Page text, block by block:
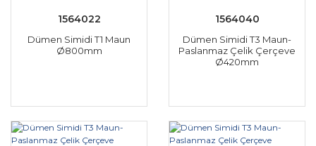
1564022
Dümen Simidi T1 Maun
Ø800mm
1564040
Dümen Simidi T3 Maun-
Paslanmaz Çelik Çerçeve
Ø420mm